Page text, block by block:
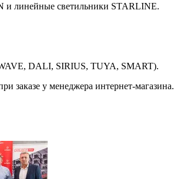
и линейные светильники STARLINE.
DALI, SIRIUS, TUYA, SMART).
заказе у менеджера интернет-магазина.